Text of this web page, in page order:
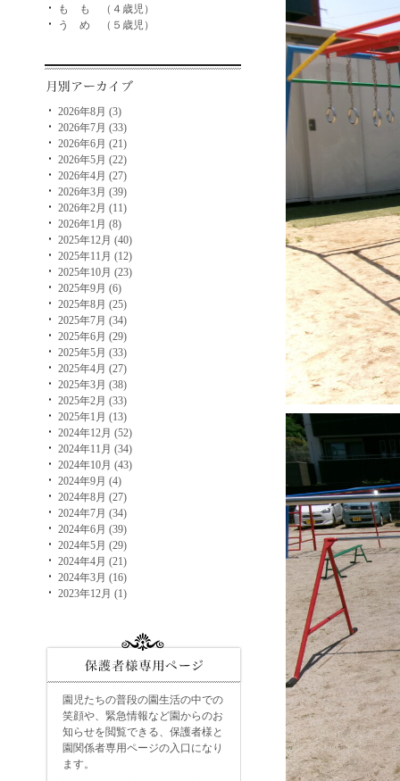
も も （４歳児）
う め （５歳児）
2026年8月 (3)
2026年7月 (33)
2026年6月 (21)
2026年5月 (22)
2026年4月 (27)
2026年3月 (39)
2026年2月 (11)
2026年1月 (8)
2025年12月 (40)
2025年11月 (12)
2025年10月 (23)
2025年9月 (6)
2025年8月 (25)
2025年7月 (34)
2025年6月 (29)
2025年5月 (33)
2025年4月 (27)
2025年3月 (38)
2025年2月 (33)
2025年1月 (13)
2024年12月 (52)
2024年11月 (34)
2024年10月 (43)
2024年9月 (4)
2024年8月 (27)
2024年7月 (34)
2024年6月 (39)
2024年5月 (29)
2024年4月 (21)
2024年3月 (16)
2023年12月 (1)
園児たちの普段の園生活の中での
笑顔や、緊急情報など園からのお
知らせを閲覧できる、保護者様と
園関係者専用ページの入口になり
ます。